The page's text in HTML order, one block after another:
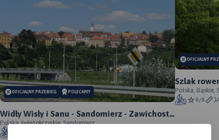
OFICJALNY PRZEBIEG POLECAMY
Widły Wisły i Sanu - Sandomierz - Zawichost -
Annopol - oficjalny przebieg
Polska, świętokrzyskie, Sandomierz
OFICJALNY
Szlak
oficjalny
Polska, śląskie,
6/6